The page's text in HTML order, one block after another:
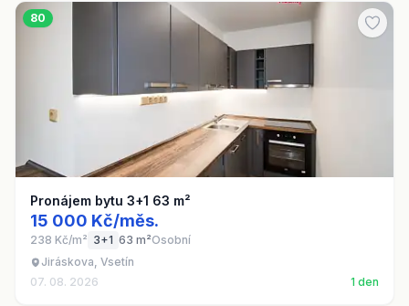
80
Pronájem bytu 3+1 63 m²
15 000 Kč/měs.
238 Kč/m² 3+1 63 m²Osobní
Jiráskova, Vsetín
07. 08. 2026
1 den